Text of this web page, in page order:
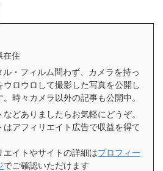
住
・フィルム問わず、カメラを持っ
ウロウロして撮影した写真を公開し
。時々カメラ以外の記事も公開中。
などありましたらお気軽にどうぞ。
はアフィリエイト広告で収益を得て
エイトやサイトの詳細はプロフィー
でご確認いただけます